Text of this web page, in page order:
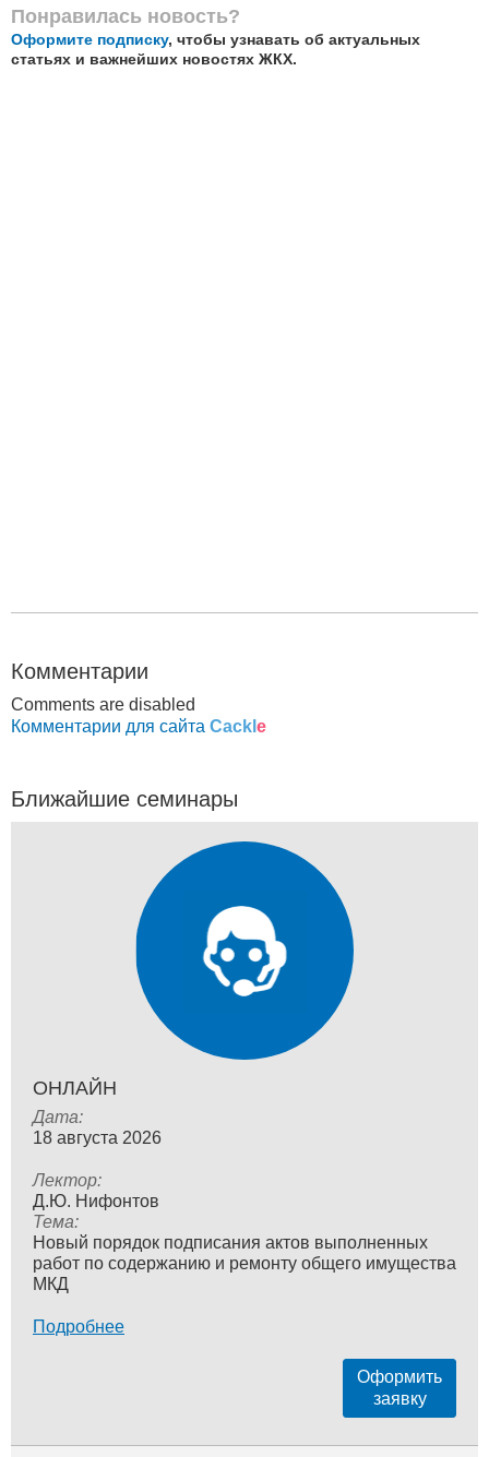
Понравилась новость?
Оформите подписку, чтобы узнавать об актуальных
статьях и важнейших новостях ЖКХ.
Комментарии
Comments are disabled
Комментарии для сайта Cackl e
Ближайшие семинары
ОНЛАЙН
Дата:
18 августа 2026
Лектор:
Д.Ю. Нифонтов
Тема:
Новый порядок подписания актов выполненных
работ по содержанию и ремонту общего имущества
МКД
Подробнее
Оформить
заявку